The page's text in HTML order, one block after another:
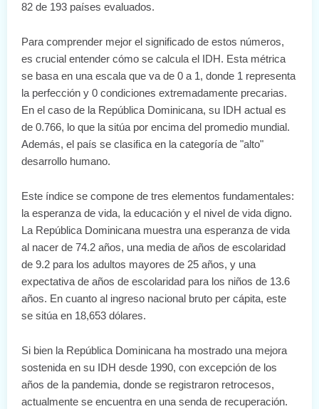
82 de 193 países evaluados.
Para comprender mejor el significado de estos números,
es crucial entender cómo se calcula el IDH. Esta métrica
se basa en una escala que va de 0 a 1, donde 1 representa
la perfección y 0 condiciones extremadamente precarias.
En el caso de la República Dominicana, su IDH actual es
de 0.766, lo que la sitúa por encima del promedio mundial.
Además, el país se clasifica en la categoría de "alto"
desarrollo humano.
Este índice se compone de tres elementos fundamentales:
la esperanza de vida, la educación y el nivel de vida digno.
La República Dominicana muestra una esperanza de vida
al nacer de 74.2 años, una media de años de escolaridad
de 9.2 para los adultos mayores de 25 años, y una
expectativa de años de escolaridad para los niños de 13.6
años. En cuanto al ingreso nacional bruto per cápita, este
se sitúa en 18,653 dólares.
Si bien la República Dominicana ha mostrado una mejora
sostenida en su IDH desde 1990, con excepción de los
años de la pandemia, donde se registraron retrocesos,
actualmente se encuentra en una senda de recuperación.